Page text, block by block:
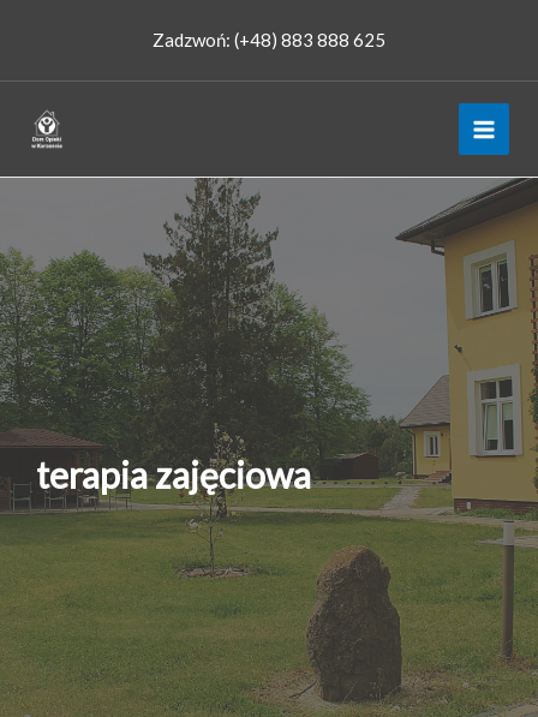
treści
Zadzwoń: (+48) 883 888 625
terapia zajęciowa